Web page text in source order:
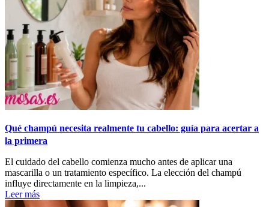
Qué champú necesita realmente tu cabello: guía para acertar a
la primera
El cuidado del cabello comienza mucho antes de aplicar una
mascarilla o un tratamiento específico. La elección del champú
influye directamente en la limpieza,...
Leer más